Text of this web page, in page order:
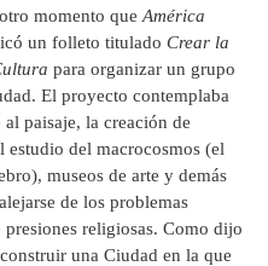
momento que América
un folleto titulado Crear la
para organizar un grupo
El proyecto contemplaba
paisaje, la creación de
estudio del macrocosmos (el
museos de arte y demás
de los problemas
religiosas. Como dijo
una Ciudad en la que